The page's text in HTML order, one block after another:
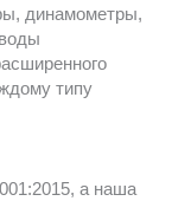
динамометры,
типу
а наша